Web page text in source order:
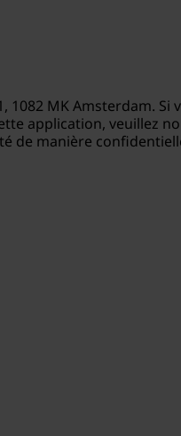
MK Amsterdam. Si
application, veuillez
de manière